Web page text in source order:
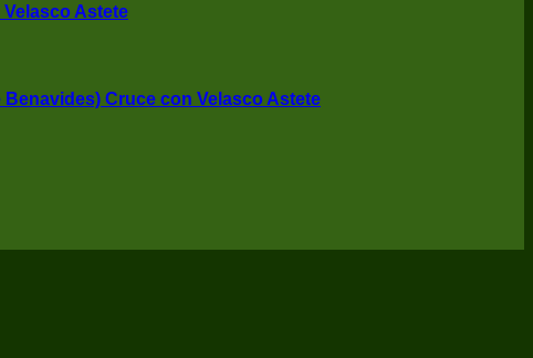
Astete
Cruce con Velasco Astete